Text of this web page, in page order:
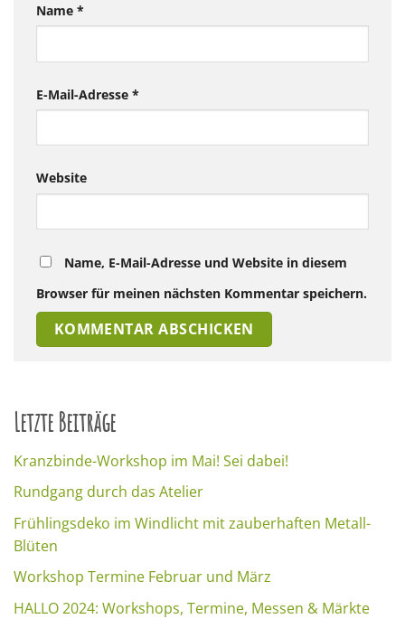
Name *
E-Mail-Adresse *
Website
Name, E-Mail-Adresse und Website in diesem
Browser für meinen nächsten Kommentar speichern.
Letzte Beiträge
Kranzbinde-Workshop im Mai! Sei dabei!
Rundgang durch das Atelier
Frühlingsdeko im Windlicht mit zauberhaften Metall-
Blüten
Workshop Termine Februar und März
HALLO 2024: Workshops, Termine, Messen & Märkte